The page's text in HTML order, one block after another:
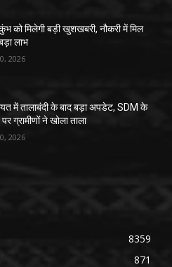
को मिलेगी बड़ी खुशखबरी, नौकरी में मिल
लाभ
2026
में तालाबंदी के बाद बड़ा अपडेट, SDM के
ग्रामीणों ने खोला ताला
2026
8359
871